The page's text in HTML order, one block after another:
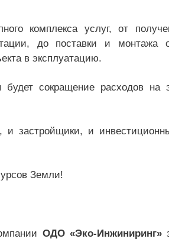
комплекса услуг, от
до поставки и монтажа
в эксплуатацию.
сокращение расходов на
застройщики, и
Земли!
ОДО «Эко-Инжиниринг»